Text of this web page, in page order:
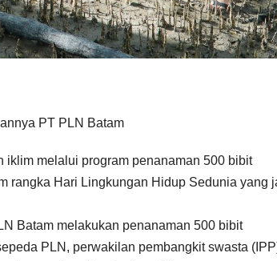
PT PLN Batam
iklim melalui program penanaman 500 bibit
rangka Hari Lingkungan Hidup Sedunia yang
Batam melakukan penanaman 500 bibit
PLN, perwakilan pembangkit swasta